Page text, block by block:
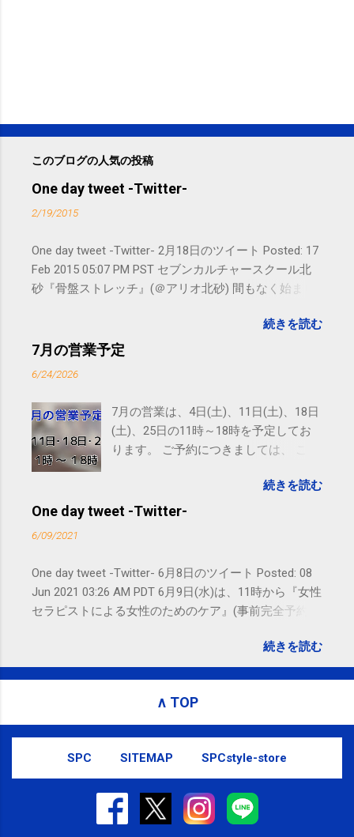
このブログの人気の投稿
One day tweet -Twitter-
2/19/2015
One day tweet -Twitter- 2月18日のツイート Posted: 17
Feb 2015 05:07 PM PST セブンカルチャースクール北
砂『骨盤ストレッチ』(＠アリオ北砂) 間もなく始まり
subscribed to email updates from サクマフィジカルコ
ンディショニング(@SPCstyle) - Twilog To stop
Email delivery powered by Google Google Inc., 1600
Amphitheatre Parkway, Mountain View, CA 94043,
United States
続きを読む
7月の営業予定
6/24/2026
7月の営業は、4日(土)、11日(土)、18日
(土)、25日の11時～18時を予定してお
ります。 ご予約につきましては、 こち
れないことがありますので、ご予約、
お問い合わせはSMS（ショートメッセ
続きを読む
One day tweet -Twitter-
6/09/2021
One day tweet -Twitter- 6月8日のツイート Posted: 08
Jun 2021 03:26 AM PDT 6月9日(水)は、11時から『女性
セラピストによる女性のためのケア』(事前完全予約
い致します。｜SPC-NEWS ttps://bit.ly/3pxrWN8
#kotoku #江東区 bit.ly/3pxrWN8 posted at 19:26:16 You
ルコンディショニング(@spcstyle) - Twilog . To stop
receiving these emails, you may unsubscribe now .
Amphitheatre Parkway, Mountain View, CA 94043,
United States
続きを読む
∧ TOP
SPC SITEMAP SPCstyle-store